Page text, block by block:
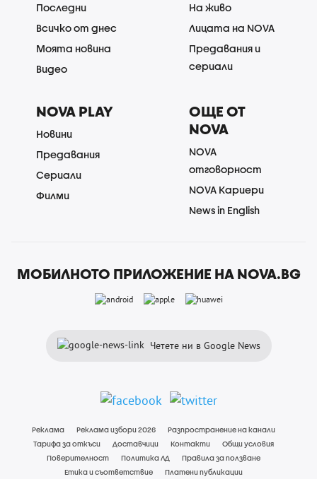
Последни
Всичко от днес
Моята новина
Видео
На живо
Лицата на NOVA
Предавания и
сериали
NOVA PLAY
Новини
Предавания
Сериали
Филми
ОЩЕ ОТ
NOVA
NOVA
отговорност
NOVA Кариери
News in English
МОБИЛНОТО ПРИЛОЖЕНИЕ НА NOVA.BG
Четете ни в Google News
Реклама Реклама избори 2026
Разпространение на канали
Тарифа за откъси
Доставчици Контакти
Общи условия
Поверителност
Политика ЛД
Правила за ползване
Етика и съответствие
Платени публикации